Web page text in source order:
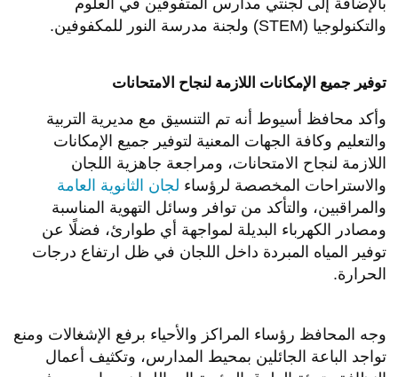
بالإضافة إلى لجنتي مدارس المتفوقين في العلوم
والتكنولوجيا (STEM) ولجنة مدرسة النور للمكفوفين.
​توفير جميع الإمكانات اللازمة لنجاح الامتحانات
​وأكد محافظ أسيوط أنه تم التنسيق مع مديرية التربية
والتعليم وكافة الجهات المعنية لتوفير جميع الإمكانات
اللازمة لنجاح الامتحانات، ومراجعة جاهزية اللجان
والاستراحات المخصصة لرؤساء لجان الثانوية العامة
والمراقبين، والتأكد من توافر وسائل التهوية المناسبة
ومصادر الكهرباء البديلة لمواجهة أي طوارئ، فضلًا عن
توفير المياه المبردة داخل اللجان في ظل ارتفاع درجات
الحرارة.
​وجه المحافظ رؤساء المراكز والأحياء برفع الإشغالات ومنع
تواجد الباعة الجائلين بمحيط المدارس، وتكثيف أعمال